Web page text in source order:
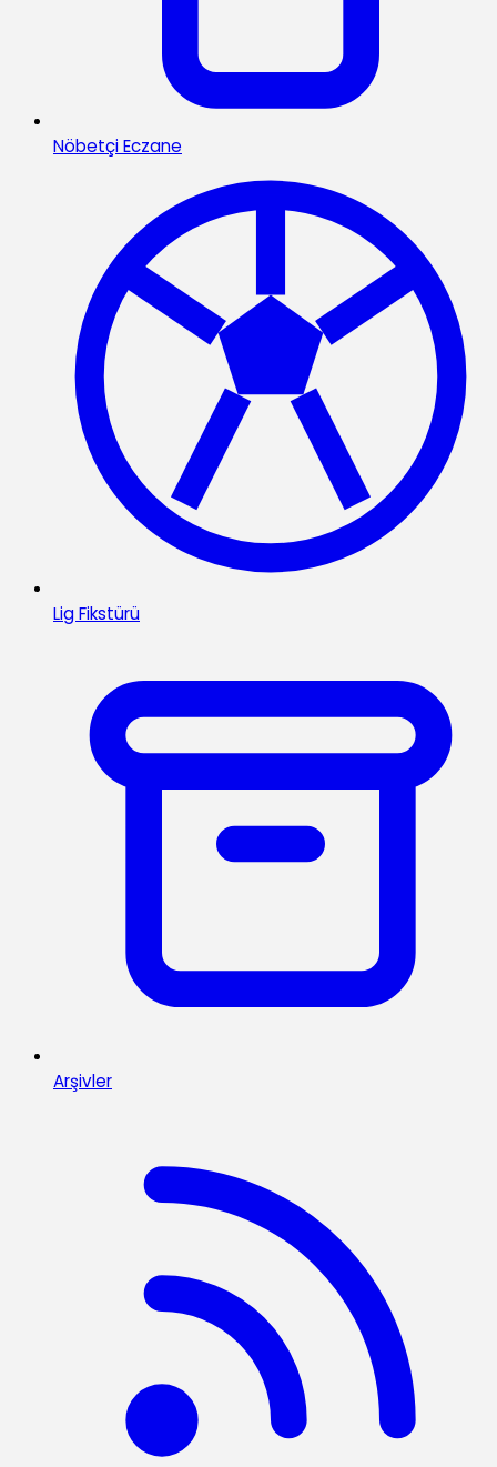
Nöbetçi Eczane
Lig Fikstürü
Arşivler